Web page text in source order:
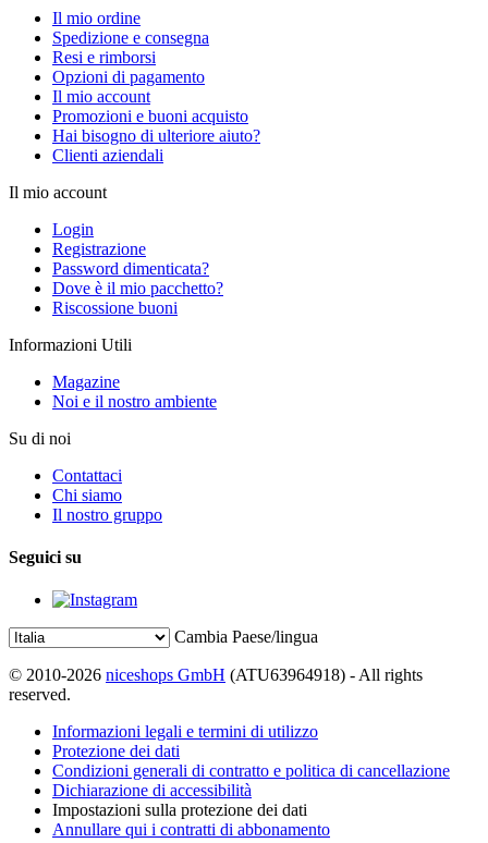
Il mio ordine
Spedizione e consegna
Resi e rimborsi
Opzioni di pagamento
Il mio account
Promozioni e buoni acquisto
Hai bisogno di ulteriore aiuto?
Clienti aziendali
Il mio account
Login
Registrazione
Password dimenticata?
Dove è il mio pacchetto?
Riscossione buoni
Informazioni Utili
Magazine
Noi e il nostro ambiente
Su di noi
Contattaci
Chi siamo
Il nostro gruppo
Seguici su
Cambia Paese/lingua
© 2010-2026 niceshops GmbH (ATU63964918) - All rights
reserved.
Informazioni legali e termini di utilizzo
Protezione dei dati
Condizioni generali di contratto e politica di cancellazione
Dichiarazione di accessibilità
Impostazioni sulla protezione dei dati
Annullare qui i contratti di abbonamento